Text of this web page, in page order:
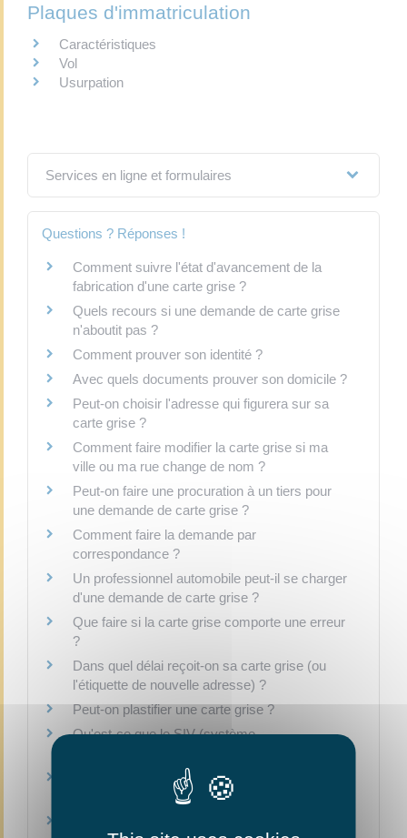
Plaques d'immatriculation
Caractéristiques
Vol
Usurpation
Services en ligne et formulaires
Questions ? Réponses !
Comment suivre l'état d'avancement de la
fabrication d'une carte grise ?
Quels recours si une demande de carte grise
n'aboutit pas ?
Comment prouver son identité ?
Avec quels documents prouver son domicile ?
Peut-on choisir l'adresse qui figurera sur sa
carte grise ?
Comment faire modifier la carte grise si ma
ville ou ma rue change de nom ?
Peut-on faire une procuration à un tiers pour
une demande de carte grise ?
Comment faire la demande par
correspondance ?
Un professionnel automobile peut-il se charger
d'une demande de carte grise ?
Que faire si la carte grise comporte une erreur
?
Dans quel délai reçoit-on sa carte grise (ou
l'étiquette de nouvelle adresse) ?
Peut-on plastifier une carte grise ?
Qu'est-ce que le SIV (système
Comment obtenir une fiche d'identification du